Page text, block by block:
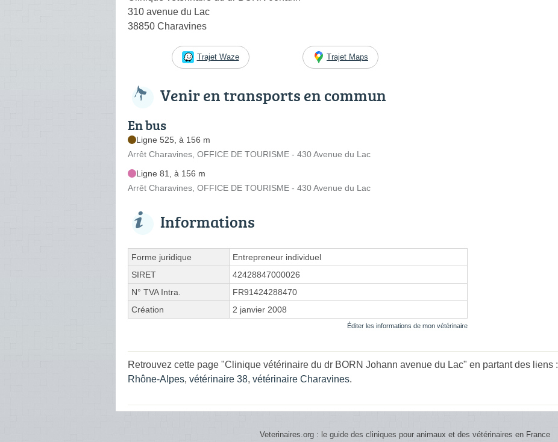
310 avenue du Lac
38850 Charavines
Trajet Waze Trajet Maps
Venir en transports en commun
En bus
Ligne 525, à 156 m
Arrêt Charavines, OFFICE DE TOURISME - 430 Avenue du Lac
Ligne 81, à 156 m
Arrêt Charavines, OFFICE DE TOURISME - 430 Avenue du Lac
Informations
Forme juridique
Entrepreneur individuel
SIRET
42428847000026
N° TVA Intra.
FR91424288470
Création
2 janvier 2008
Éditer les informations de mon vétérinaire
Retrouvez cette page "Clinique vétérinaire du dr BORN Johann avenue du Lac" en partant des liens :
Rhône-Alpes, vétérinaire 38, vétérinaire Charavines.
Veterinaires.org : le guide des cliniques pour animaux et des vétérinaires en France